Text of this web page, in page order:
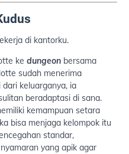
di kantorku.
ke dungeon bersama
sudah menerima
keluarganya, ia
beradaptasi di sana.
kemampuan setara
bisa menjaga kelompok itu
standar,
yang apik agar